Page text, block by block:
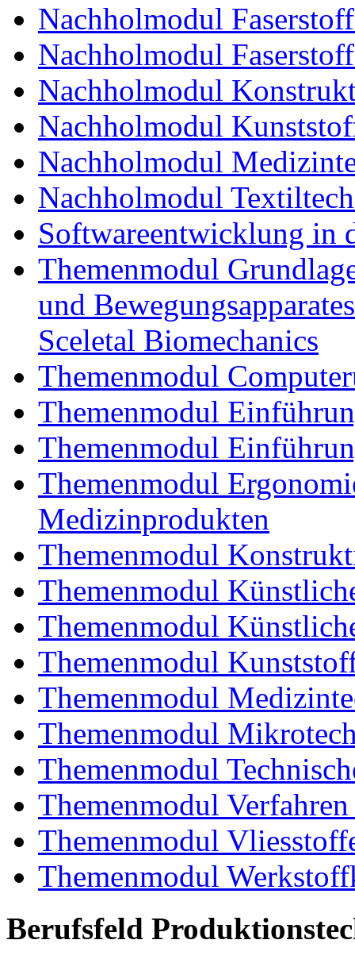
Nachholmodul
Nachholmodul
Nachholmodul
Nachholmodul
Nachholmodul
Nachholmodul
Softwareentwicklung in
Themenmodul
und
Sceletal Biomechanics
Themenmodul
Themenmodul
Themenmodul
Themenmodul
Medizinprodukten
Themenmodul
Themenmodul
Themenmodul
Themenmodul
Themenmodul
Themenmodul
Themenmodul
Themenmodul
Themenmodul
Themenmodul
Berufsfeld